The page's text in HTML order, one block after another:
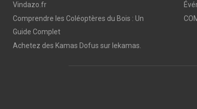
Vindazo.fr
Comprendre les Coléoptères du Bois : Un
Guide Complet
Achetez des Kamas Dofus sur lekamas.